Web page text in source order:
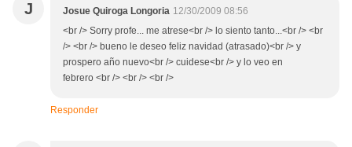
J Josue Quiroga Longoria 12/30/2009 08:56
<br /> Sorry profe... me atrese<br /> lo siento tanto...<br /> <br
/> <br /> bueno le deseo feliz navidad (atrasado)<br /> y
prospero año nuevo<br /> cuidese<br /> y lo veo en
febrero <br /> <br /> <br />
Responder